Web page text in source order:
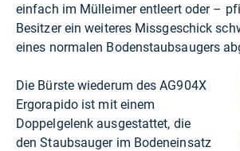
einfach im Mülleimer entleert oder –
Besitzer ein weiteres Missgeschick
eines normalen Bodenstaubsaugers
Die Bürste wiederum des AG904X
Ergorapido ist mit einem
Doppelgelenk ausgestattet, die
den Staubsauger im Bodeneinsatz